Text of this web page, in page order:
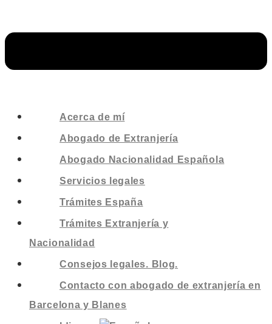
Acerca de mí
Abogado de Extranjería
Abogado Nacionalidad Española
Servicios legales
Trámites España
Trámites Extranjería y
Nacionalidad
Consejos legales. Blog.
Contacto con abogado de extranjería en
Barcelona y Blanes